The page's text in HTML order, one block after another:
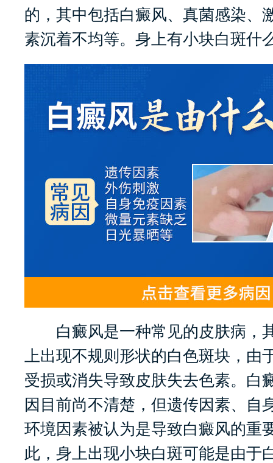
的，其中包括白癜风、真菌感染、
素沉着不均等。身上有小块白斑什
白癜风是一种常见的皮肤病，
上出现不规则形状的白色斑块，由
受损或消失导致皮肤失去色素。白
因目前尚不清楚，但遗传因素、自
环境因素被认为是导致白癜风的重
此，身上出现小块白斑可能是由于